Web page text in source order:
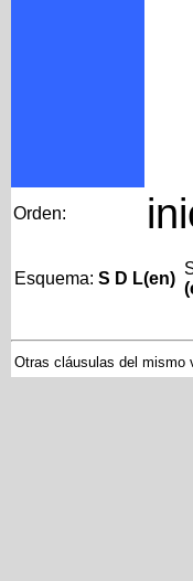
Orden:
Esquema: S D L(en)
Otras cláusulas del mismo